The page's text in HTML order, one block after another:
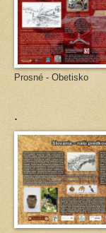
Prosné - Obetisko
.